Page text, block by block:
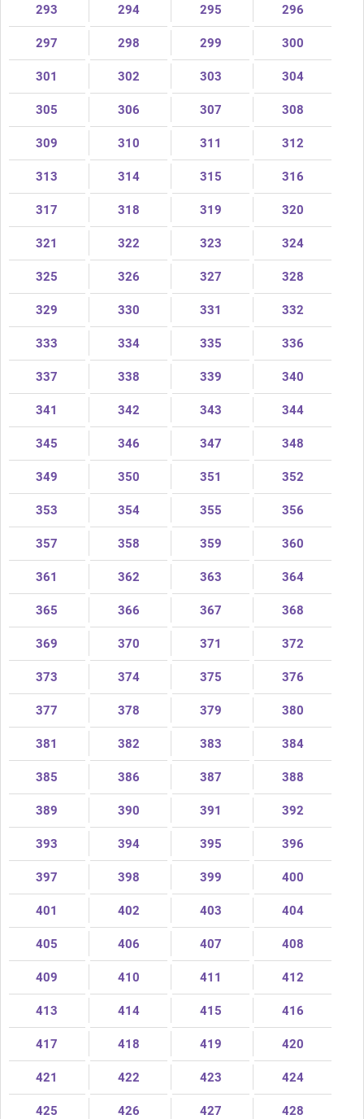
293 294 295 296
297 298 299 300
301 302 303 304
305 306 307 308
309 310 311 312
313 314 315 316
317 318 319 320
321 322 323 324
325 326 327 328
329 330 331 332
333 334 335 336
337 338 339 340
341 342 343 344
345 346 347 348
349 350 351 352
353 354 355 356
357 358 359 360
361 362 363 364
365 366 367 368
369 370 371 372
373 374 375 376
377 378 379 380
381 382 383 384
385 386 387 388
389 390 391 392
393 394 395 396
397 398 399 400
401 402 403 404
405 406 407 408
409 410 411 412
413 414 415 416
417 418 419 420
421 422 423 424
425 426 427 428